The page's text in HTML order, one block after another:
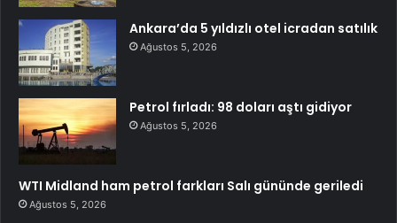
Ankara’da 5 yıldızlı otel icradan satılık
Ağustos 5, 2026
Petrol fırladı: 98 doları aştı gidiyor
Ağustos 5, 2026
WTI Midland ham petrol farkları Salı gününde geriledi
Ağustos 5, 2026